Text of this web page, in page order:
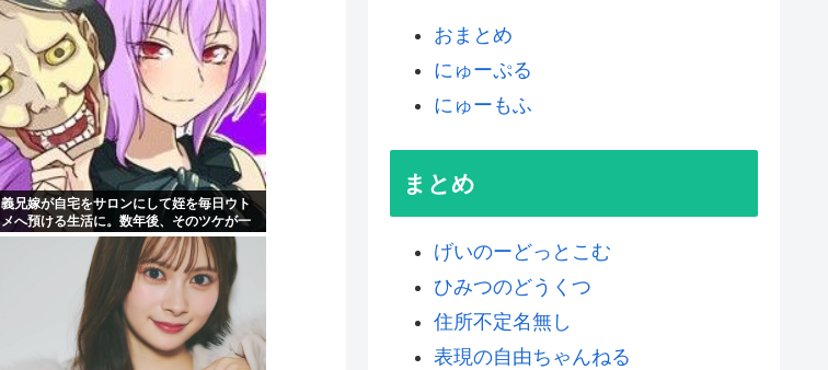
義兄嫁が自宅をサロンにして姪を毎日ウト
メへ預ける生活に。数年後、そのツケが一
気に回ってきて…
おまとめ
にゅーぷる
にゅーもふ
まとめ
げいのーどっとこむ
ひみつのどうくつ
住所不定名無し
表現の自由ちゃんねる